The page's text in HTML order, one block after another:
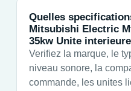
Quelles
Mitsubishi Electric
35kw Unite
Verifiez la marque, le
niveau sonore, la
commande, les unites